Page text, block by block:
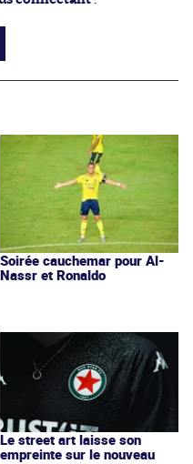
Soirée cauchemar pour Al-
Nassr et Ronaldo
Le street art laisse son
empreinte sur le nouveau